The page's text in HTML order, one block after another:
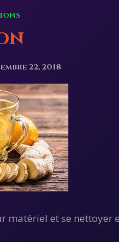
22, 2018
et se nettoyer